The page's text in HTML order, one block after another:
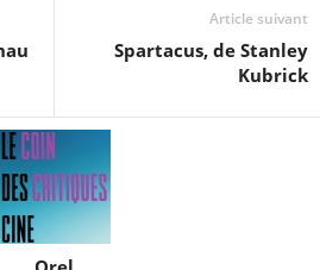
Article suivant
Spartacus, de Stanley
Kubrick